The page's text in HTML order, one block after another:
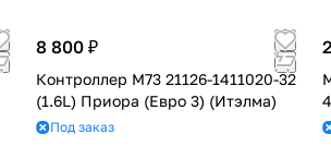
8 800 ₽
Контроллер М73 21126-1411020-32
(1.6L) Приора (Евро 3) (Итэлма)
Под заказ